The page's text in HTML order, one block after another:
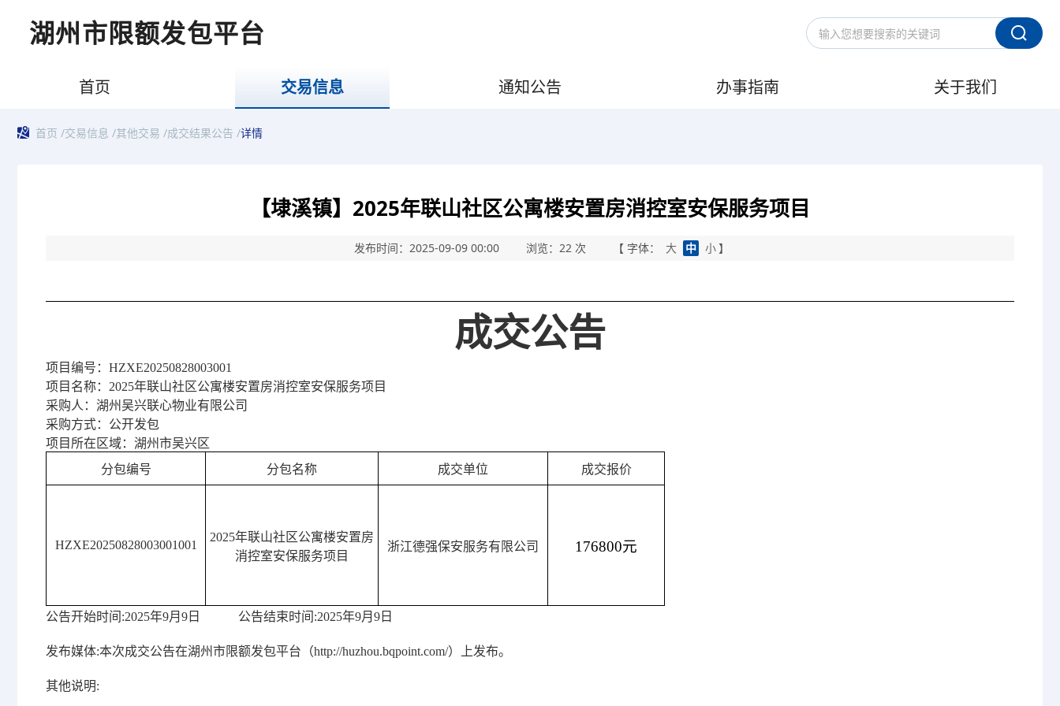
湖州市限额发包平台
首页 交易信息 通知公告 办事指南 关于我们
首页 /交易信息 /其他交易 /成交结果公告 /详情
【埭溪镇】2025年联山社区公寓楼安置房消控室安保服务项目
发布时间：2025-09-09 00:00 浏览： 22 次 【 字体： 大 中 小】
成交公告
项目编号：HZXE20250828003001
项目名称：2025年联山社区公寓楼安置房消控室安保服务项目
采购人：湖州吴兴联心物业有限公司
采购方式：公开发包
项目所在区域：湖州市吴兴区
分包编号
分包名称 成交单位 成交报价
HZXE20250828003001001
2025年联山社区公寓楼安置房
消控室安保服务项目
浙江德强保安服务有限公司 176800元
公告开始时间:2025年9月9日 公告结束时间:2025年9月9日
发布媒体:本次成交公告在湖州市限额发包平台（http://huzhou.bqpoint.com/）上发布。
其他说明: